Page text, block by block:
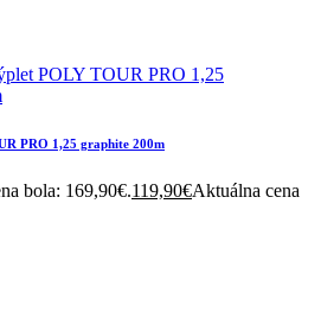
PRO 1,25 graphite 200m
bola: 169,90€.119,90€Aktuálna cena